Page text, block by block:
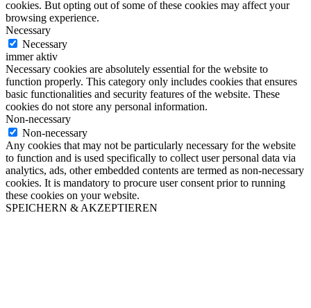
cookies. But opting out of some of these cookies may affect your
browsing experience.
Necessary
Necessary
immer aktiv
Necessary cookies are absolutely essential for the website to
function properly. This category only includes cookies that ensures
basic functionalities and security features of the website. These
cookies do not store any personal information.
Non-necessary
Non-necessary
Any cookies that may not be particularly necessary for the website
to function and is used specifically to collect user personal data via
analytics, ads, other embedded contents are termed as non-necessary
cookies. It is mandatory to procure user consent prior to running
these cookies on your website.
SPEICHERN & AKZEPTIEREN